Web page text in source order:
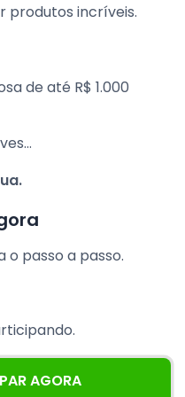
produtos incríveis.
de até R$ 1.000
o passo a passo.
AGORA